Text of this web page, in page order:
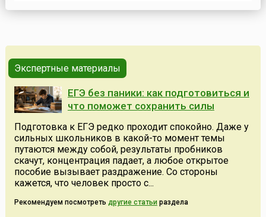
тогда называлась РС, и об основании информагентства
Экспертные материалы
ЕГЭ без паники: как подготовиться и
что поможет сохранить силы
Подготовка к ЕГЭ редко проходит спокойно. Даже у
сильных школьников в какой-то момент темы
путаются между собой, результаты пробников
скачут, концентрация падает, а любое открытое
пособие вызывает раздражение. Со стороны
кажется, что человек просто с...
Рекомендуем посмотреть другие статьи раздела